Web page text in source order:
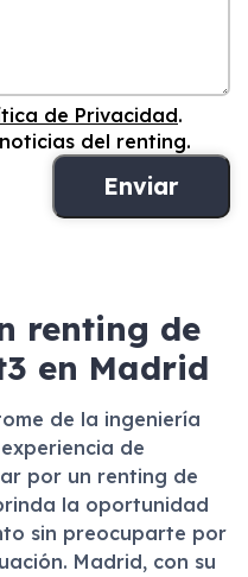
de Privacidad.
del renting.
renting de
en Madrid
de la ingeniería
de
por un renting de
la oportunidad
sin preocuparte por
Madrid, con su